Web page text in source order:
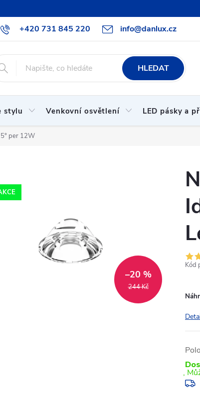
+420 731 845 220 info@danlux.cz
zboží a reklamace O nás B2B spolupráce
HLEDAT
stylu Venkovní osvětlení LED pásky a
per 12W
244 Kč
–20 %
Kód